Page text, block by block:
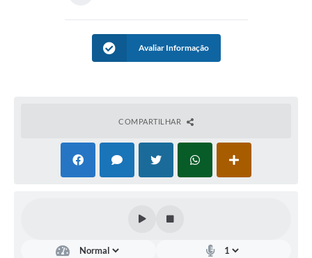
Avaliar Informação
COMPARTILHAR